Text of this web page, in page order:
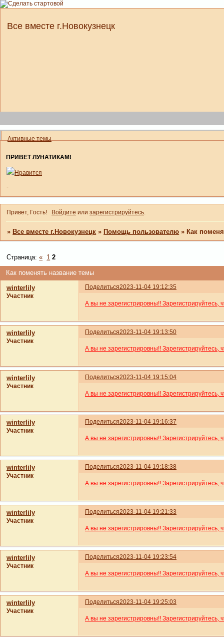
Все вместе г.Новокузнецк
Активные темы
ПРИВЕТ ЛУНАТИКАМ!
Нравится
-
Привет, Гость! Войдите или зарегистрируйтесь.
»Все вместе г.Новокузнецк »Помощь пользователю »Как
Как поменять название темы
Страница:« 1 2
Поделиться2023-11-04 19:12:35
winterlily
Участник
А вы не зарегистрировны!! Зарегистрируйтесь,
Поделиться2023-11-04 19:13:50
winterlily
Участник
А вы не зарегистрировны!! Зарегистрируйтесь,
Поделиться2023-11-04 19:15:04
winterlily
Участник
А вы не зарегистрировны!! Зарегистрируйтесь,
Поделиться2023-11-04 19:16:37
winterlily
Участник
А вы не зарегистрировны!! Зарегистрируйтесь,
Поделиться2023-11-04 19:18:38
winterlily
Участник
А вы не зарегистрировны!! Зарегистрируйтесь,
Поделиться2023-11-04 19:21:33
winterlily
Участник
А вы не зарегистрировны!! Зарегистрируйтесь,
Поделиться2023-11-04 19:23:54
winterlily
Участник
А вы не зарегистрировны!! Зарегистрируйтесь,
Поделиться2023-11-04 19:25:03
winterlily
Участник
А вы не зарегистрировны!! Зарегистрируйтесь,